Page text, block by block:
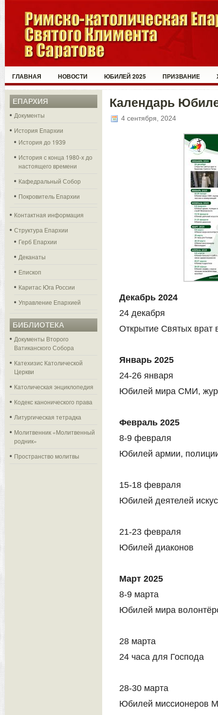
ГЛАВНАЯ НОВОСТИ ЮБИЛЕЙ 2025 ПРИЗВАНИЕ
ЕПАРХИЯ
Документы
История Епархии
История до 1939
История с конца 1980-х до
настоящего времени
Кафедральный Собор
Покровитель Епархии
Контактная информация
Структура Епархии
Герб Епархии
Деканаты
Епископ
Каритас Юга России
Управление Епархией
БИБЛИОТЕКА
Документы Второго
Ватиканского Собора
Катехизис Католической
Церкви
Католическая энциклопедия
Кодекс канонического права
Литургическая тетрадка
Молитвенник «Молитвенный
родник»
Пространство молитвы
Календарь
4 сентября, 2024
Декабрь 2024
24 декабря
Открытие Святых врат
Январь 2025
24-26 января
Юбилей мира СМИ,
Февраль 2025
8-9 февраля
Юбилей армии,
15-18 февраля
Юбилей деятелей
21-23 февраля
Юбилей диаконов
Март 2025
8-9 марта
Юбилей мира
28 марта
24 часа для Господа
28-30 марта
Юбилей миссионеров